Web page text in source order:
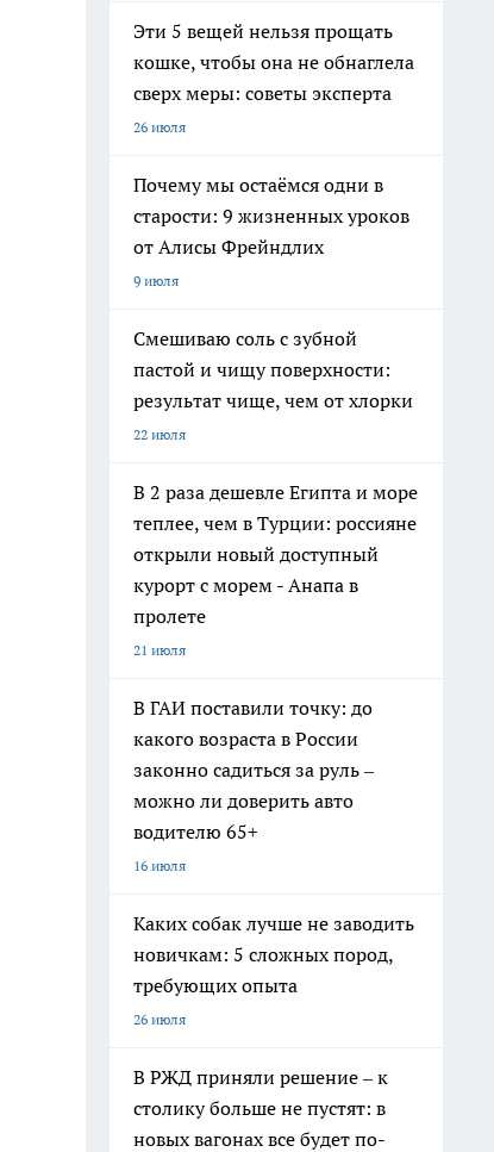
Эти 5 вещей нельзя прощать
кошке, чтобы она не обнаглела
сверх меры: советы эксперта
26 июля
Почему мы остаёмся одни в
старости: 9 жизненных уроков
от Алисы Фрейндлих
9 июля
Смешиваю соль с зубной
пастой и чищу поверхности:
результат чище, чем от хлорки
22 июля
В 2 раза дешевле Египта и море
теплее, чем в Турции: россияне
открыли новый доступный
курорт с морем - Анапа в
пролете
21 июля
В ГАИ поставили точку: до
какого возраста в России
законно садиться за руль –
можно ли доверить авто
водителю 65+
16 июля
Каких собак лучше не заводить
новичкам: 5 сложных пород,
требующих опыта
26 июля
В РЖД приняли решение – к
столику больше не пустят: в
новых вагонах все будет по-